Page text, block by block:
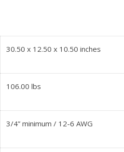
30.50 x 12.50 x 10.50 inches
106.00 lbs
3/4” minimum / 12-6 AWG